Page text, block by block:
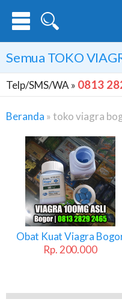
Semua TOKO
Telp/SMS/WA » 0813
Beranda »toko viagra
Toko
Viagra
Bogor
Obat Kuat Viagra
Rp. 200.000